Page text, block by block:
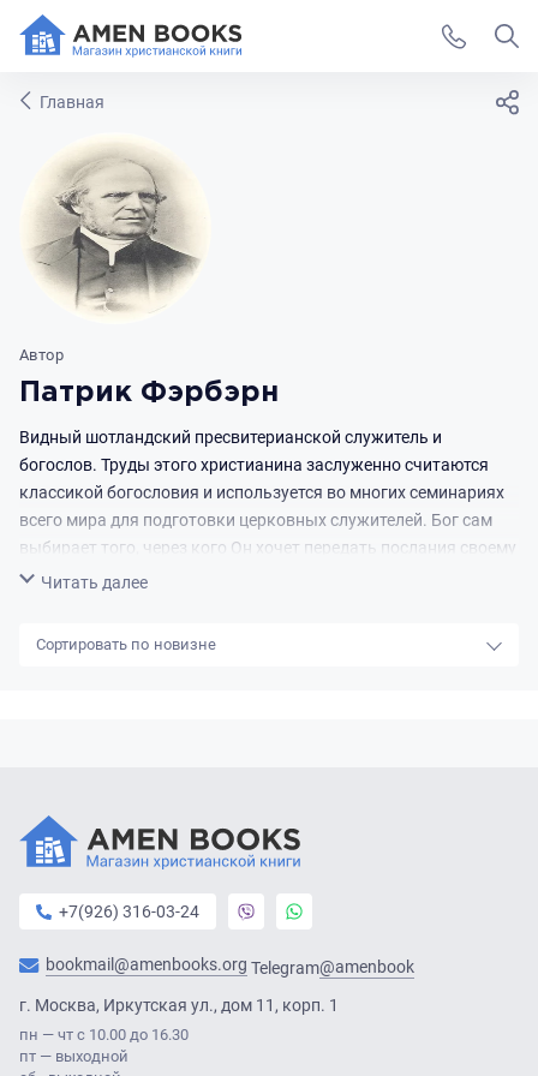
Главная
Автор
Патрик Фэрбэрн
Видный шотландский пресвитерианской служитель и
богослов. Труды этого христианина заслуженно считаются
классикой богословия и используется во многих семинариях
всего мира для подготовки церковных служителей. Бог сам
выбирает того, через кого Он хочет передать послания своему
народу.
Джон Фейрбейрн
Свернуть
Читать далее
новизне
+7(926) 316-03-24
bookmail@amenbooks.org Telegram@amenbook
г. Москва, Иркутская ул., дом 11, корп. 1
пн — чт с 10.00 до 16.30
пт — выходной